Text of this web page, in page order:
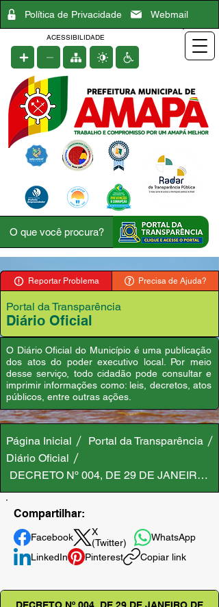
Política de Privacidade Webmail
ACESSIBILIDADE
Reportar Problema Precisa de Ajuda?
Portal da Transparência
Diário Oficial
O Diário Oficial do Município é uma publicação
dos atos do poder executivo local. Por meio
desse serviço, todo cidadão pode consultar e
imprimir informações como: leis, decretos, atos
públicos, entre outras ações.
Página Inicial
Portal da Transparência
Diário Oficial
DECRETO Nº 004, DE 29 DE JANEIRO
Compartilhar:
Facebook
X
(Twitter)
WhatsApp
LinkedIn
Pinterest Copiar link